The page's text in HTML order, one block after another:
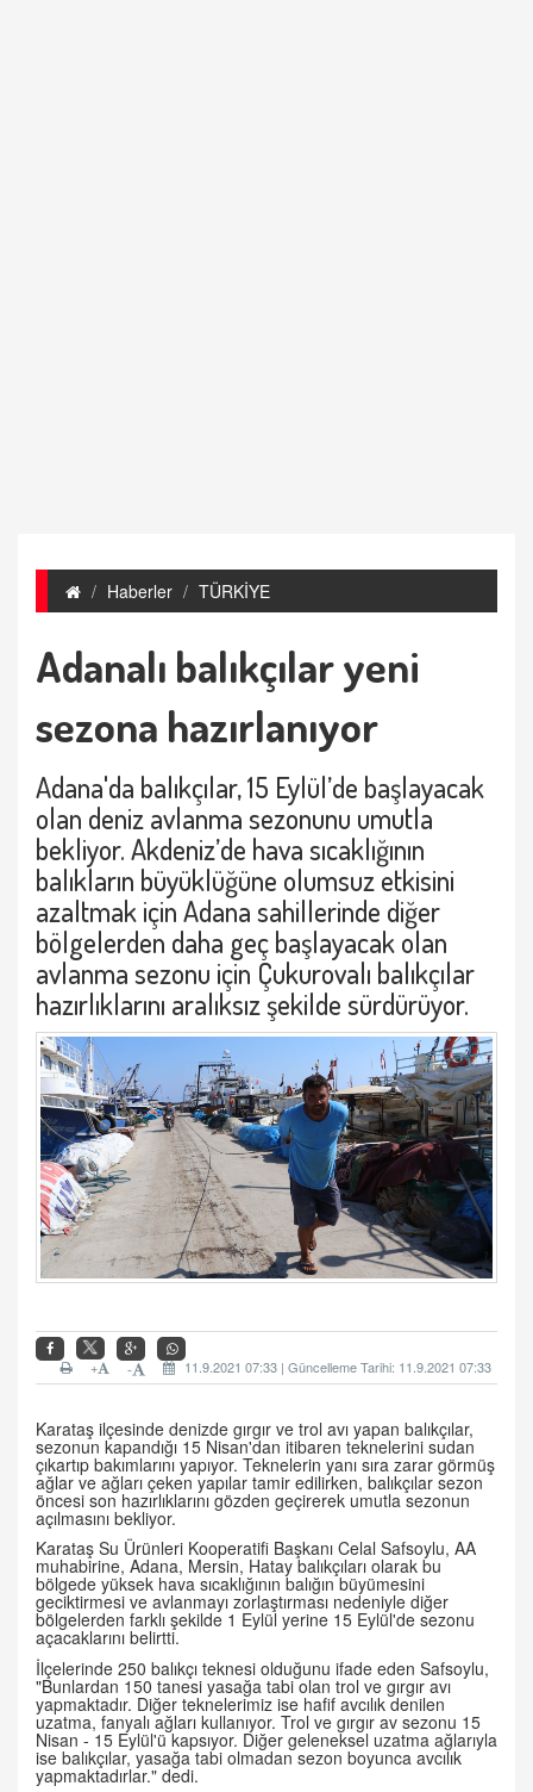
Haberler TÜRKİYE
Adanalı balıkçılar yeni
sezona hazırlanıyor
Adana'da balıkçılar, 15 Eylül’de başlayacak
olan deniz avlanma sezonunu umutla
bekliyor. Akdeniz’de hava sıcaklığının
balıkların büyüklüğüne olumsuz etkisini
azaltmak için Adana sahillerinde diğer
bölgelerden daha geç başlayacak olan
avlanma sezonu için Çukurovalı balıkçılar
hazırlıklarını aralıksız şekilde sürdürüyor.
11.9.2021 07:33 | Güncelleme Tarihi: 11.9.2021 07:33
-
+
Karataş ilçesinde denizde gırgır ve trol avı yapan balıkçılar,
sezonun kapandığı 15 Nisan'dan itibaren teknelerini sudan
çıkartıp bakımlarını yapıyor. Teknelerin yanı sıra zarar görmüş
ağlar ve ağları çeken yapılar tamir edilirken, balıkçılar sezon
öncesi son hazırlıklarını gözden geçirerek umutla sezonun
açılmasını bekliyor.
Karataş Su Ürünleri Kooperatifi Başkanı Celal Safsoylu, AA
muhabirine, Adana, Mersin, Hatay balıkçıları olarak bu
bölgede yüksek hava sıcaklığının balığın büyümesini
geciktirmesi ve avlanmayı zorlaştırması nedeniyle diğer
bölgelerden farklı şekilde 1 Eylül yerine 15 Eylül'de sezonu
açacaklarını belirtti.
İlçelerinde 250 balıkçı teknesi olduğunu ifade eden Safsoylu,
"Bunlardan 150 tanesi yasağa tabi olan trol ve gırgır avı
yapmaktadır. Diğer teknelerimiz ise hafif avcılık denilen
uzatma, fanyalı ağları kullanıyor. Trol ve gırgır av sezonu 15
Nisan - 15 Eylül'ü kapsıyor. Diğer geleneksel uzatma ağlarıyla
ise balıkçılar, yasağa tabi olmadan sezon boyunca avcılık
yapmaktadırlar." dedi.